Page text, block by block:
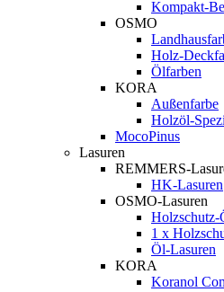
Kompakt-
OSMO
Holz-
Ölfarben
KORA
Außenfarbe
Holzöl-
MocoPinus
Lasuren
REMMERS-
HK-Lasuren
OSMO-Lasuren
Holzschutz-
1 x
Öl-Lasuren
KORA
Koranol